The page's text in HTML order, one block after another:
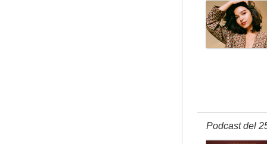
Podcast del